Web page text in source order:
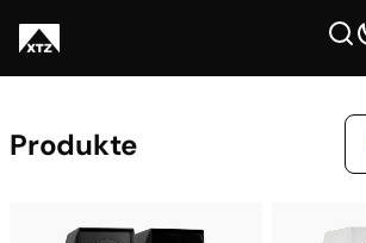
Produkte